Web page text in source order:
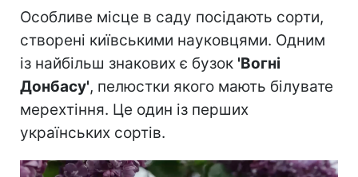
Особливе місце в саду посідають сорти,
створені київськими науковцями. Одним
із найбільш знакових є бузок 'Вогні
Донбасу', пелюстки якого мають білувате
мерехтіння. Це один із перших
українських сортів.